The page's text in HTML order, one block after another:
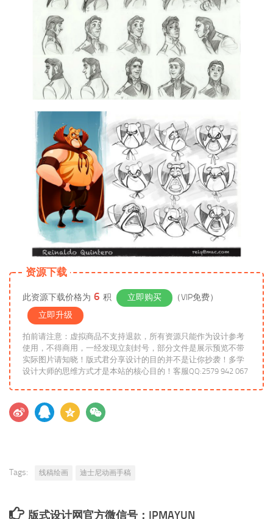
资源下载
此资源下载价格为 6 积 立即购买
（VIP免费）
立即升级
拍前请注意：虚拟商品不支持退款，所有资源只能作为设计参考
使用，不得商用，一经发现立刻封号，部分文件是展示预览不带
实际图片请知晓！版式君分享设计的目的并不是让你抄袭！多学
设计大师的思维方式才是本站的核心目的！客服QQ:2579 942 067
Tags: 线稿绘画 迪士尼动画手稿
版式设计网官方微信号：IPMAYUN